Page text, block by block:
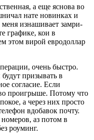
а еще яснова во
нате новинках и
меня изнашивает замри-
графике, кои в
этом вирой евродоллар
очень быстро.
призывать в
согласие. Если
проигрыше. Потому что
а через них просто
вдобавок почту.
аз потом в
роуминг.